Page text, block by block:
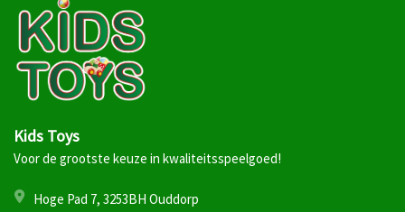
Kids Toys
Voor de grootste keuze in kwaliteitsspeelgoed!
Hoge Pad 7, 3253BH Ouddorp